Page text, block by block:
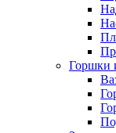
Горшки